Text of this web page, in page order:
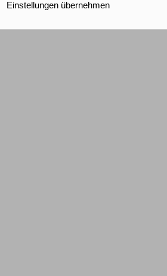
Einstellungen übernehmen